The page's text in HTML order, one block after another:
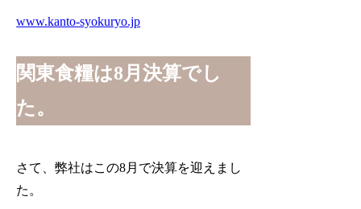
www.kanto-syokuryo.jp
関東食糧は8月決算でし
た。
さて、弊社はこの8月で決算を迎えまし
た。